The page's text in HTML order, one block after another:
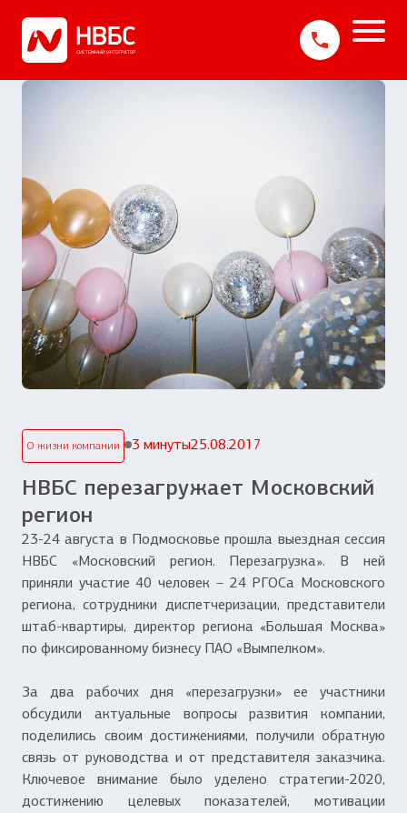
О жизни компании 3 минуты25.08.2017
НВБС перезагружает Московский
регион
23-24 августа в Подмосковье прошла выездная сессия
НВБС «Московский регион. Перезагрузка». В ней
приняли участие 40 человек – 24 РГОСа Московского
региона, сотрудники диспетчеризации, представители
штаб-квартиры, директор региона «Большая Москва»
по фиксированному бизнесу ПАО «Вымпелком».
За два рабочих дня «перезагрузки» ее участники
обсудили актуальные вопросы развития компании,
поделились своим достижениями, получили обратную
связь от руководства и от представителя заказчика.
Ключевое внимание было уделено стратегии-2020,
достижению целевых показателей, мотивации